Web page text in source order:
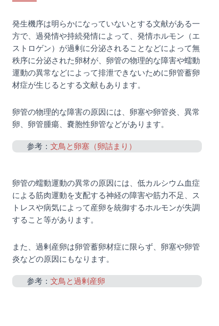
発生機序は明らかになっていないとする文献がある一
方で、過発情や持続発情によって、発情ホルモン（エ
ストロゲン）が過剰に分泌されることなどによって無
秩序に分泌された卵材が、卵管の物理的な障害や蠕動
運動の異常などによって排泄できないために卵管蓄卵
材症が生じるとする文献もあります。
卵管の物理的な障害の原因には、卵塞や卵管炎、異常
卵、卵管腫瘍、嚢胞性卵管などがあります。
参考： 文鳥と卵塞（卵詰まり）
卵管の蠕動運動の異常の原因には、低カルシウム血症
による筋肉運動を支配する神経の障害や筋力不足、ス
トレスや病気によって産卵を統御するホルモンが失調
すること等があります。
また、過剰産卵は卵管蓄卵材症に限らず、卵塞や卵管
炎などの原因にもなります。
参考： 文鳥と過剰産卵